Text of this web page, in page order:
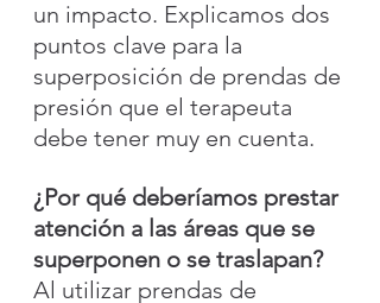
un impacto. Explicamos dos
puntos clave para la
superposición de prendas de
presión que el terapeuta
debe tener muy en cuenta.
¿Por qué deberíamos prestar
atención a las áreas que se
superponen o se traslapan?
Al utilizar prendas de